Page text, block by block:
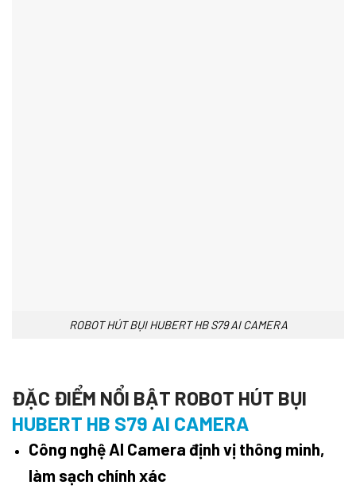
ROBOT HÚT BỤI HUBERT HB S79 AI CAMERA
ĐẶC ĐIỂM NỔI BẬT ROBOT HÚT BỤI
HUBERT HB S79 AI CAMERA
Công nghệ AI Camera định vị thông minh,
làm sạch chính xác